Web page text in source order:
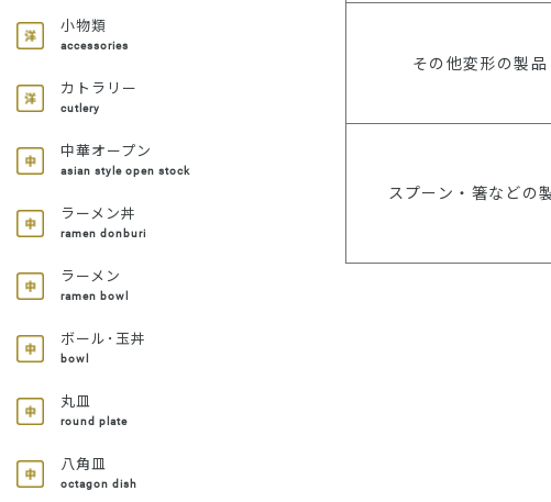
小物類
accessories
カトラリー
cutlery
中華オープン
asian style open stock
ラーメン丼
ramen donburi
ラーメン
ramen bowl
ボール･玉丼
bowl
丸皿
round plate
八角皿
octagon dish
その他変形の製品
スプーン・箸などの